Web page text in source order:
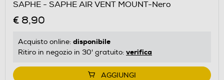
SAPHE - SAPHE AIR VENT MOUNT-Nero
€ 8,90
Acquisto online: disponibile
Ritiro in negozio in 30' gratuito: verifica
AGGIUNGI